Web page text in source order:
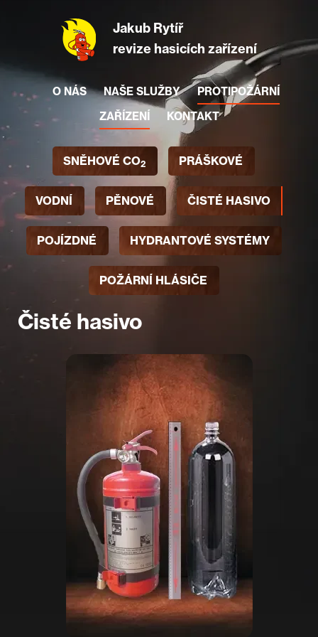
Jakub Rytíř
revize hasicích zařízení
O NÁS NAŠE SLUŽBY
PROTIPOŽÁRNÍ
ZAŘÍZENÍ
KONTAKT
SNĚHOVÉ CO2 PRÁŠKOVÉ
VODNÍ PĚNOVÉ ČISTÉ HASIVO
POJÍZDNÉ HYDRANTOVÉ SYSTÉMY
POŽÁRNÍ HLÁSIČE
Čisté hasivo